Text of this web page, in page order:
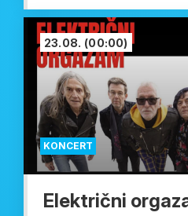
KONCERT
23.08. (00:00)
Električni